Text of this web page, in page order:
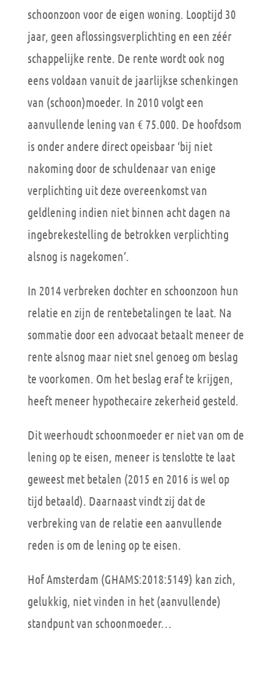
schoonzoon voor de eigen woning. Looptijd 30
jaar, geen aflossingsverplichting en een zéér
schappelijke rente. De rente wordt ook nog
eens voldaan vanuit de jaarlijkse schenkingen
van (schoon)moeder. In 2010 volgt een
aanvullende lening van € 75.000. De hoofdsom
is onder andere direct opeisbaar ‘bij niet
nakoming door de schuldenaar van enige
verplichting uit deze overeenkomst van
geldlening indien niet binnen acht dagen na
ingebrekestelling de betrokken verplichting
alsnog is nagekomen’.
In 2014 verbreken dochter en schoonzoon hun
relatie en zijn de rentebetalingen te laat. Na
sommatie door een advocaat betaalt meneer de
rente alsnog maar niet snel genoeg om beslag
te voorkomen. Om het beslag eraf te krijgen,
heeft meneer hypothecaire zekerheid gesteld.
Dit weerhoudt schoonmoeder er niet van om de
lening op te eisen, meneer is tenslotte te laat
geweest met betalen (2015 en 2016 is wel op
tijd betaald). Daarnaast vindt zij dat de
verbreking van de relatie een aanvullende
reden is om de lening op te eisen.
Hof Amsterdam (GHAMS:2018:5149) kan zich,
gelukkig, niet vinden in het (aanvullende)
standpunt van schoonmoeder…